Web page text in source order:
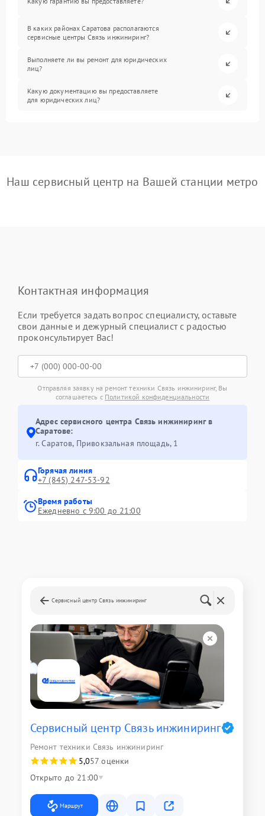
В каких районах Саратова располагаются
сервисные центры Связь инжиниринг?
Выполняете ли вы ремонт для юридических
лиц?
Какую документацию вы предоставляете
для юридических лиц?
Наш сервисный центр на Вашей станции метро
Контактная информация
Если требуется задать вопрос специалисту, оставьте
свои данные и дежурный специалист с радостью
проконсультирует Вас!
Отправляя заявку на ремонт техники Связь инжиниринг, Вы
соглашаетесь с Политикой конфиденциальности
Адрес сервисного центра Связь инжиниринг в
Саратове:
г. Саратов, Привокзальная площадь, 1
Горячая линия
+7 (845) 247-53-92
Время работы
Ежедневно с 9:00 до 21:00
Сервисный центр Связь инжиниринг
Сервисный центр Связь инжиниринг
Ремонт техники Связь инжиниринг
5,057 оценки
Открыто до 21:00
Маршрут